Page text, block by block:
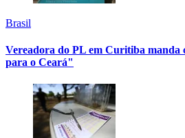
Brasil
Vereadora do PL em Curitiba manda
para o Ceará"